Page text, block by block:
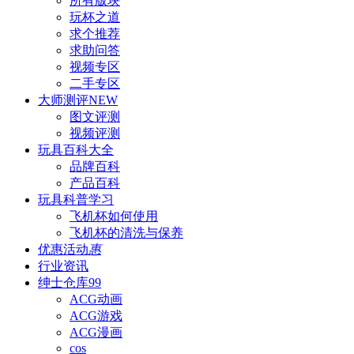
玩杯之道
求个推荐
求助问答
视频专区
二手专区
大师测评NEW
图文评测
视频评测
玩具百科大全
品牌百科
产品百科
玩具科普学习
飞机杯如何使用
飞机杯的清洗与保养
优惠活动惠
行业资讯
绅士仓库99
ACG动画
ACG游戏
ACG漫画
cos